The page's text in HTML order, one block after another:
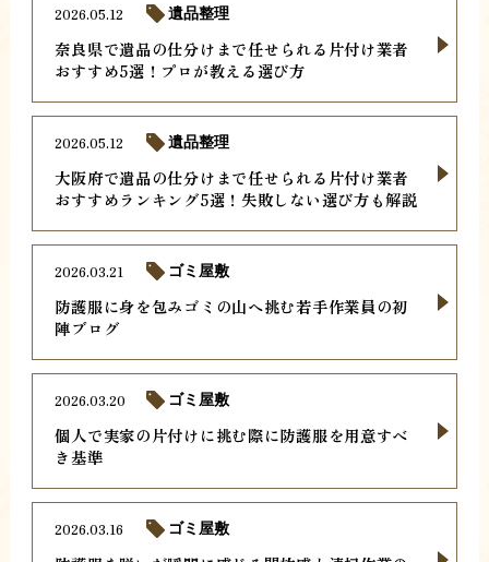
奈良県で遺品の仕分けまで任せられる片付け業者
おすすめ5選！プロが教える選び方
2026.05.12 遺品整理
大阪府で遺品の仕分けまで任せられる片付け業者
おすすめランキング5選！失敗しない選び方も解説
2026.05.12 遺品整理
防護服に身を包みゴミの山へ挑む若手作業員の初
陣ブログ
2026.03.21 ゴミ屋敷
個人で実家の片付けに挑む際に防護服を用意すべ
き基準
2026.03.20 ゴミ屋敷
2026.03.16 ゴミ屋敷